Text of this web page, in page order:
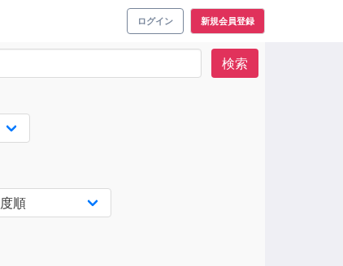
ログイン 新規会員登録
検索